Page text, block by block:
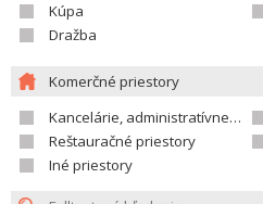
Kúpa
Dražba
Komerčné priestory
Kancelárie, administratívne priestory
Reštauračné priestory
Iné priestory